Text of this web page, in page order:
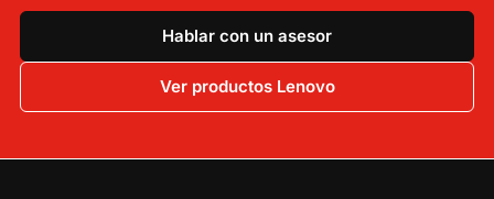
Hablar con un asesor
Ver productos Lenovo